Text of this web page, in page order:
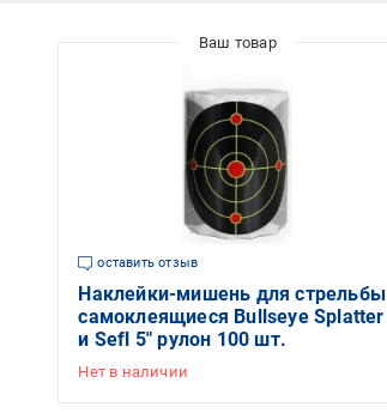
оставить отзыв
Наклейки-мишень для стрельбы
самоклеящиеся Bullseye Splatter
и Sefl 5" рулон 100 шт.
Нет в наличии